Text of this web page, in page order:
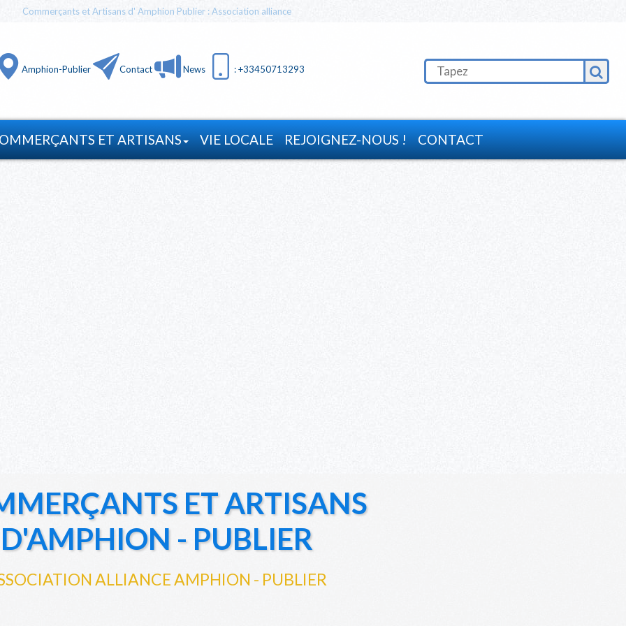
Commerçants et Artisans d' Amphion Publier : Association alliance
Amphion-Publier Contact News : +33450713293
ET ARTISANS VIE LOCALE REJOIGNEZ-NOUS ! CONTACT
ET ARTISANS
D'AMPHION - PUBLIER
ALLIANCE AMPHION - PUBLIER